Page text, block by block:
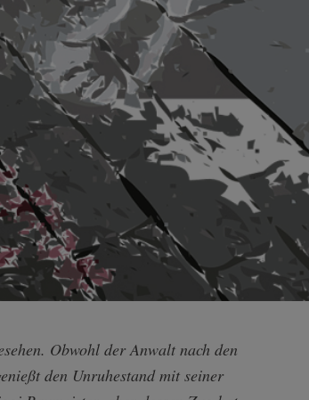
Obwohl der Anwalt nach den
den Unruhestand mit seiner